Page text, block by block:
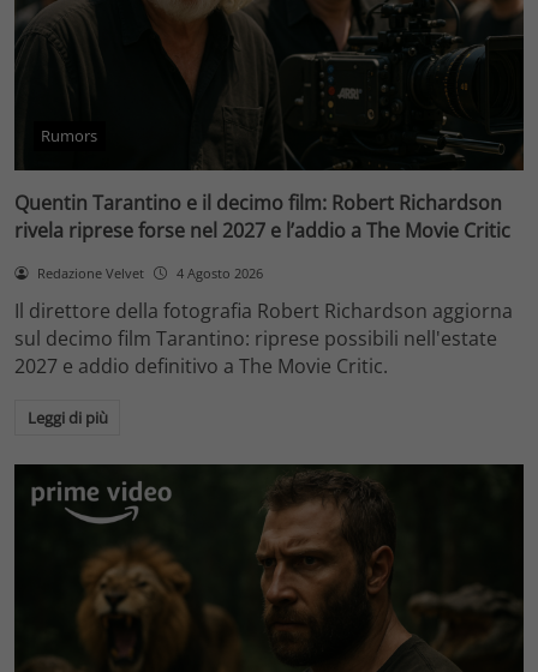
Rumors
Quentin Tarantino e il decimo film: Robert Richardson
rivela riprese forse nel 2027 e l’addio a The Movie Critic
Redazione Velvet 4 Agosto 2026
Il direttore della fotografia Robert Richardson aggiorna
sul decimo film Tarantino: riprese possibili nell'estate
2027 e addio definitivo a The Movie Critic.
Leggi di più